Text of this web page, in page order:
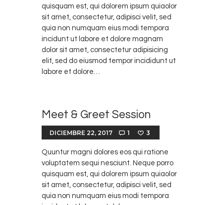
quisquam est, qui dolorem ipsum quiaolor
sit amet, consectetur, adipisci velit, sed
quia non numquam eius modi tempora
incidunt ut labore et dolore magnam
dolor sit amet, consectetur adipisicing
elit, sed do eiusmod tempor incididunt ut
labore et dolore…
Meet & Greet Session
DICIEMBRE 22, 2017 1 3
Quuntur magni dolores eos qui ratione
voluptatem sequi nesciunt. Neque porro
quisquam est, qui dolorem ipsum quiaolor
sit amet, consectetur, adipisci velit, sed
quia non numquam eius modi tempora